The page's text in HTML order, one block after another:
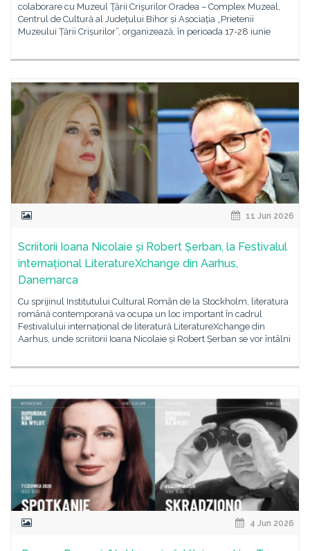
colaborare cu Muzeul Ţării Crişurilor Oradea – Complex Muzeal,
Centrul de Cultură al Județului Bihor și Asociația „Prietenii
Muzeului Țării Crișurilor”, organizează, în perioada 17-28 iunie
11 Jun 2026
Scriitorii Ioana Nicolaie și Robert Șerban, la Festivalul
internațional LiteratureXchange din Aarhus,
Danemarca
Cu sprijinul Institutului Cultural Român de la Stockholm, literatura
română contemporană va ocupa un loc important în cadrul
Festivalului internațional de literatură LiteratureXchange din
Aarhus, unde scriitorii Ioana Nicolaie și Robert Șerban se vor întâlni
4 Jun 2026